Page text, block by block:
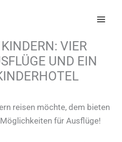
VIER
UND EIN
reisen möchte, dem bieten
für Ausflüge!